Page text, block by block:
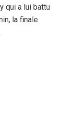
qui a lui battu
la finale